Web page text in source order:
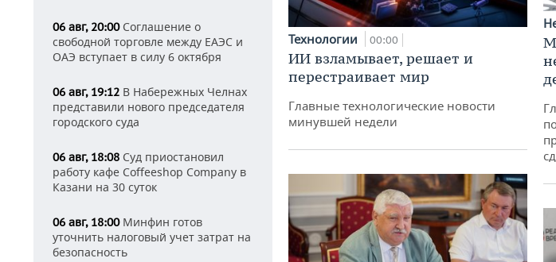
06 авг, 20:00Соглашение о
свободной торговле между ЕАЭС и
ОАЭ вступает в силу 6 октября
06 авг, 19:12 В Набережных Челнах
представили нового председателя
городского суда
06 авг, 18:08 Суд приостановил
работу кафе Coffeeshop Company в
Казани на 30 суток
06 авг, 18:00Минфин готов
уточнить налоговый учет затрат на
безопасность
Технологии 00:00
ИИ взламывает, решает и
перестраивает мир
Главные технологические новости
минувшей недели